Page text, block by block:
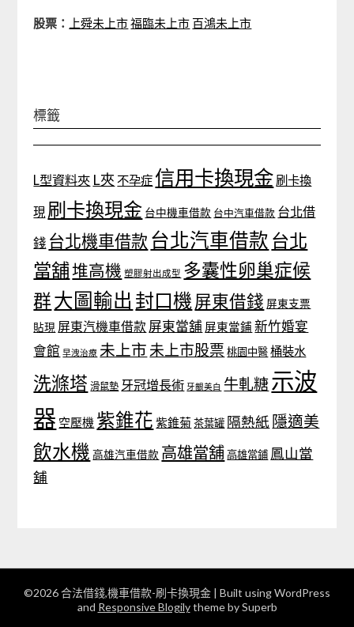
股票： 上舜未上市福臨未上市 百鴻未上市
標籤
L型資料夾 L夾 不孕症 信用卡換現金 刷卡換
現 刷卡換現金 台中機車借款 台中汽車借款 台北借
錢 台北機車借款 台北汽車借款 台北
當舖堆高機 塑膠射出成型 多囊性卵巢症候
群大圖輸出 封口機 屏東借錢 屏東支票
貼現 屏東汽機車借款 屏東當舖 屏東當鋪 新竹婚宴
會館 早洩治療 未上市 未上市股票 桃園中醫 桶裝水
洗滌塔 滑鼠墊 牙冠增長術 牙齦美白 牛軋糖示波
器 空壓機 紫錐花 紫錐菊 茶葉罐 隔熱紙 隱適美
飲水機 高雄汽車借款 高雄當舖 高雄當鋪 鳳山當
舖
©2026 合法借錢,機車借款-刷卡換現金 | Built using WordPress
and Responsive Blogilytheme by Superb